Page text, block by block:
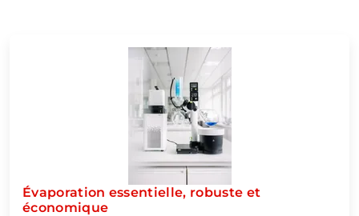
Évaporation essentielle, robuste et
économique